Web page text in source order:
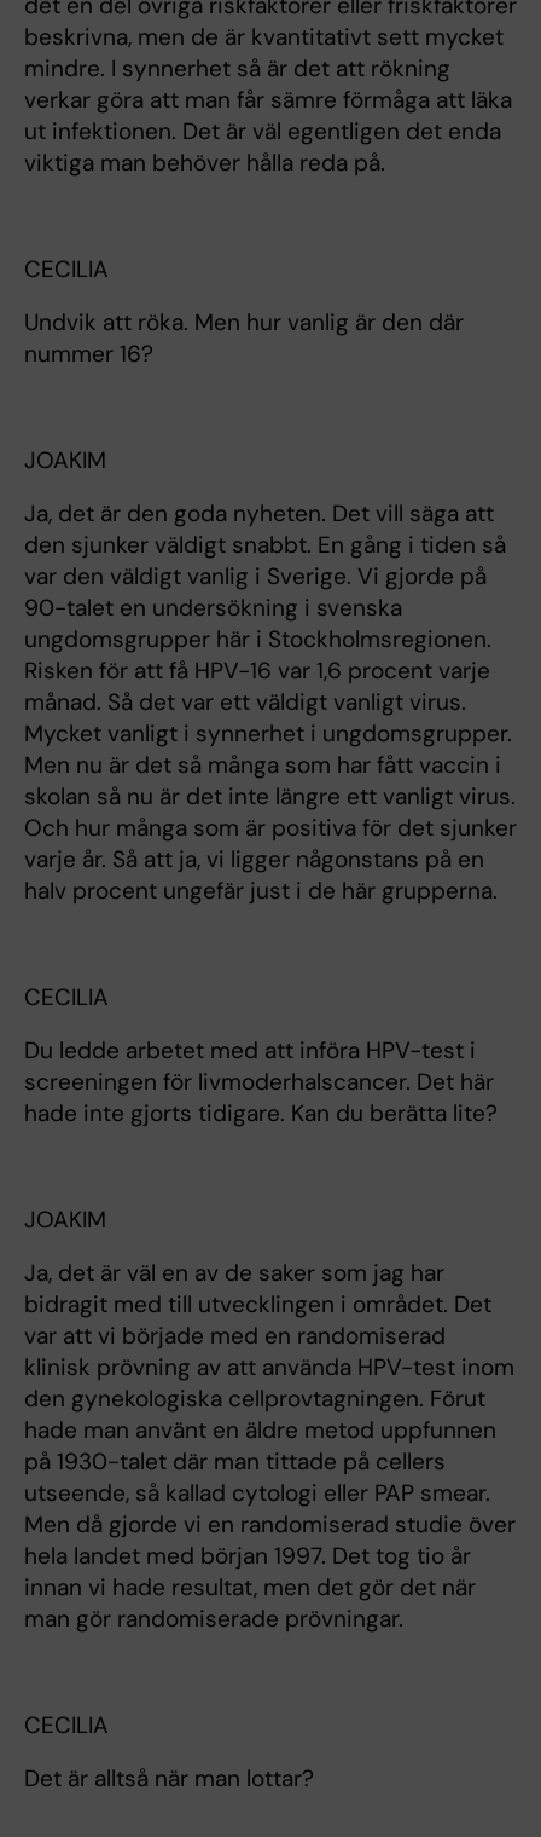
beskrivna, men de är kvantitativt sett mycket
mindre. I synnerhet så är det att rökning
verkar göra att man får sämre förmåga att läka
ut infektionen. Det är väl egentligen det enda
viktiga man behöver hålla reda på.
CECILIA
Undvik att röka. Men hur vanlig är den där
nummer 16?
JOAKIM
Ja, det är den goda nyheten. Det vill säga att
den sjunker väldigt snabbt. En gång i tiden så
var den väldigt vanlig i Sverige. Vi gjorde på
90-talet en undersökning i svenska
ungdomsgrupper här i Stockholmsregionen.
Risken för att få HPV-16 var 1,6 procent varje
månad. Så det var ett väldigt vanligt virus.
Mycket vanligt i synnerhet i ungdomsgrupper.
Men nu är det så många som har fått vaccin i
skolan så nu är det inte längre ett vanligt virus.
Och hur många som är positiva för det sjunker
varje år. Så att ja, vi ligger någonstans på en
halv procent ungefär just i de här grupperna.
CECILIA
Du ledde arbetet med att införa HPV-test i
screeningen för livmoderhalscancer. Det här
hade inte gjorts tidigare. Kan du berätta lite?
JOAKIM
Ja, det är väl en av de saker som jag har
bidragit med till utvecklingen i området. Det
var att vi började med en randomiserad
klinisk prövning av att använda HPV-test inom
den gynekologiska cellprovtagningen. Förut
hade man använt en äldre metod uppfunnen
på 1930-talet där man tittade på cellers
utseende, så kallad cytologi eller PAP smear.
Men då gjorde vi en randomiserad studie över
hela landet med början 1997. Det tog tio år
innan vi hade resultat, men det gör det när
man gör randomiserade prövningar.
CECILIA
Det är alltså när man lottar?